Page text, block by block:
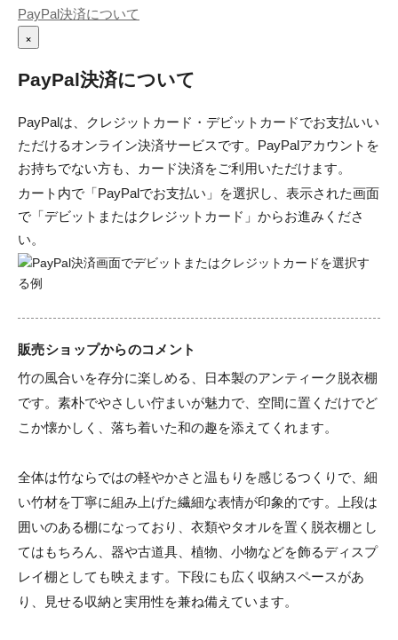
PayPal決済について
×
PayPal決済について
PayPalは、クレジットカード・デビットカードでお支払いい
ただけるオンライン決済サービスです。PayPalアカウントを
お持ちでない方も、カード決済をご利用いただけます。
カート内で「PayPalでお支払い」を選択し、表示された画面
で「デビットまたはクレジットカード」からお進みくださ
い。
販売ショップからのコメント
竹の風合いを存分に楽しめる、日本製のアンティーク脱衣棚
です。素朴でやさしい佇まいが魅力で、空間に置くだけでど
こか懐かしく、落ち着いた和の趣を添えてくれます。
全体は竹ならではの軽やかさと温もりを感じるつくりで、細
い竹材を丁寧に組み上げた繊細な表情が印象的です。上段は
囲いのある棚になっており、衣類やタオルを置く脱衣棚とし
てはもちろん、器や古道具、植物、小物などを飾るディスプ
レイ棚としても映えます。下段にも広く収納スペースがあ
り、見せる収納と実用性を兼ね備えています。